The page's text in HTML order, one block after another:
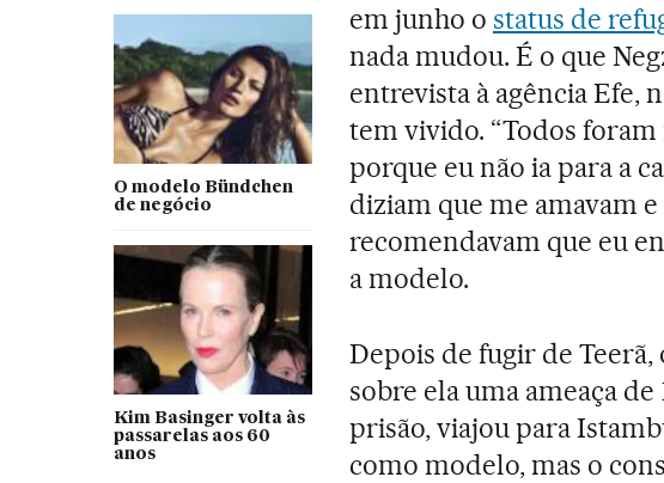
O modelo Bündchen
de negócio
Kim Basinger volta às
passarelas aos 60
anos
em junho o status de
nada mudou. É o que
entrevista à agência Efe,
tem vivido. “Todos foram
porque eu não ia para a
diziam que me amavam
recomendavam que eu
a modelo.
Depois de fugir de
sobre ela uma ameaça
prisão, viajou para
como modelo, mas o